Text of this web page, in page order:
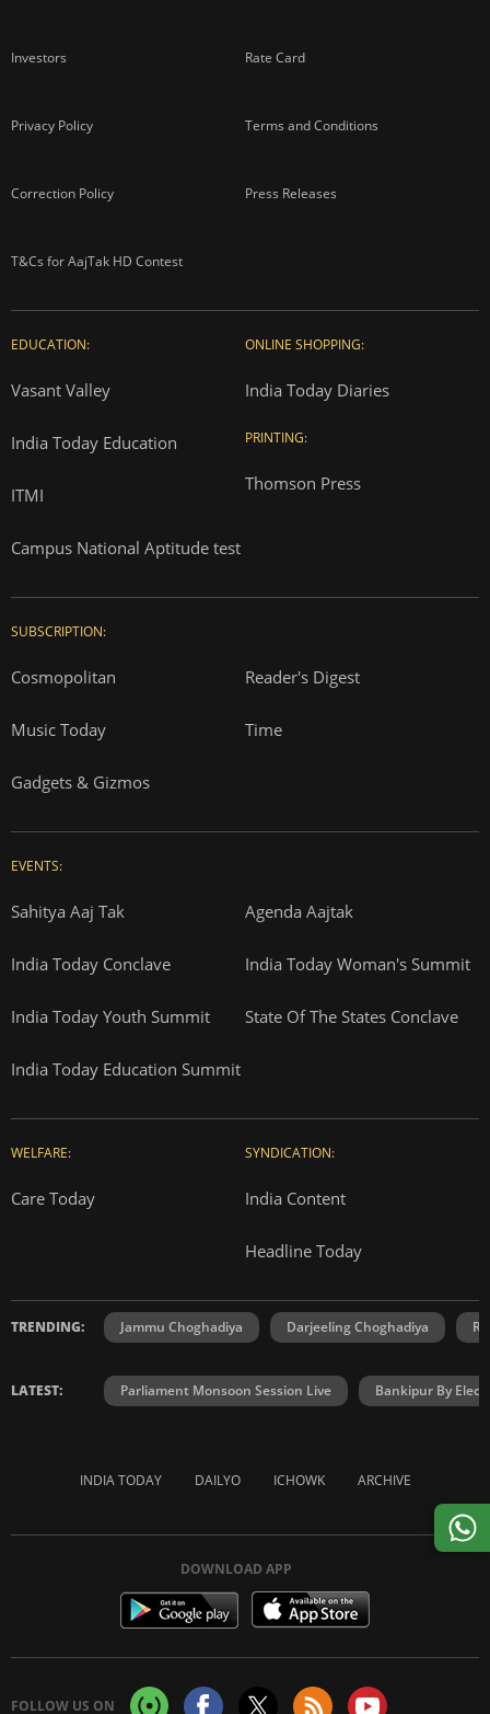
Investors Rate Card
Privacy Policy Terms and Conditions
Correction Policy Press Releases
T&Cs for AajTak HD Contest
EDUCATION:
Vasant Valley
India Today Education
ITMI
Campus National Aptitude test
ONLINE SHOPPING:
India Today Diaries
PRINTING:
Thomson Press
SUBSCRIPTION:
Cosmopolitan Reader's Digest
Music Today Time
Gadgets & Gizmos
EVENTS:
Sahitya Aaj Tak Agenda Aajtak
India Today Conclave India Today Woman's Summit
India Today Youth Summit State Of The States Conclave
India Today Education Summit
WELFARE:
Care Today
SYNDICATION:
India Content
Headline Today
TRENDING: Jammu Choghadiya Darjeeling Choghadiya
LATEST: Parliament Monsoon Session Live Bankipur By
INDIA TODAY DAILYO ICHOWK ARCHIVE
DOWNLOAD APP
FOLLOW US ON